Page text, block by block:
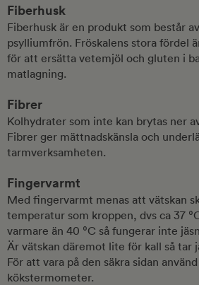
Fiberhusk
Fiberhusk är en produkt som består
psylliumfrön. Fröskalens stora fördel
för att ersätta vetemjöl och gluten i
matlagning.
Fibrer
Kolhydrater som inte kan brytas ner
Fibrer ger mättnadskänsla och
tarmverksamheten.
Fingervarmt
Med fingervarmt menas att vätskan
temperatur som kroppen, dvs ca 37
varmare än 40 ⁰C så fungerar inte
Är vätskan däremot lite för kall så tar
För att vara på den säkra sidan
kökstermometer.